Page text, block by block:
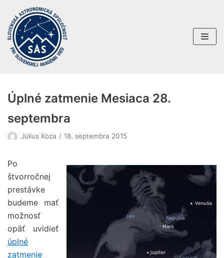
Preskočiť
na
obsah
Úplné zatmenie Mesiaca 28.
septembra
Július Koza 18. septembra 2015
Po
štvorročnej
prestávke
budeme mať
možnosť
opäť uvidieť
úplné
zatmenie